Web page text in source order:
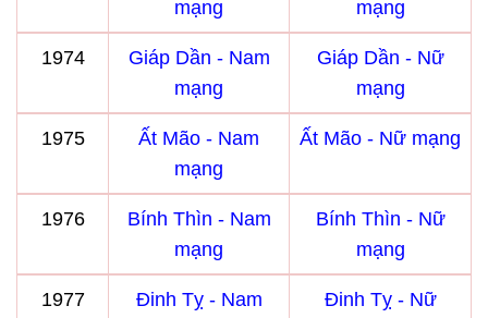
mạng mạng
1974
Giáp Dần - Nam
mạng
Giáp Dần - Nữ
mạng
1975
Ất Mão - Nam
mạng
Ất Mão - Nữ mạng
1976
Bính Thìn - Nam
mạng
Bính Thìn - Nữ
mạng
1977
Đinh Tỵ - Nam
Đinh Tỵ - Nữ